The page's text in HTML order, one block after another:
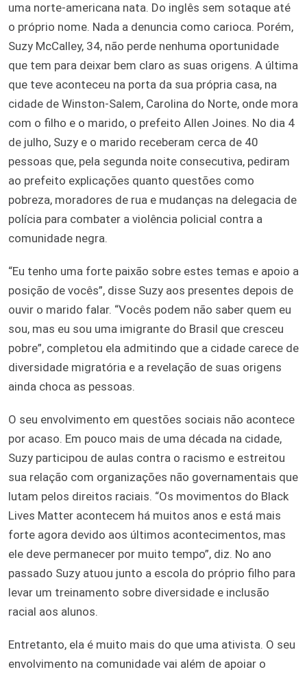
uma norte-americana nata. Do inglês sem sotaque até
o próprio nome. Nada a denuncia como carioca. Porém,
Suzy McCalley, 34, não perde nenhuma oportunidade
que tem para deixar bem claro as suas origens. A última
que teve aconteceu na porta da sua própria casa, na
cidade de Winston-Salem, Carolina do Norte, onde mora
com o filho e o marido, o prefeito Allen Joines. No dia 4
de julho, Suzy e o marido receberam cerca de 40
pessoas que, pela segunda noite consecutiva, pediram
ao prefeito explicações quanto questões como
pobreza, moradores de rua e mudanças na delegacia de
polícia para combater a violência policial contra a
comunidade negra.
“Eu tenho uma forte paixão sobre estes temas e apoio a
posição de vocês”, disse Suzy aos presentes depois de
ouvir o marido falar. “Vocês podem não saber quem eu
sou, mas eu sou uma imigrante do Brasil que cresceu
pobre”, completou ela admitindo que a cidade carece de
diversidade migratória e a revelação de suas origens
ainda choca as pessoas.
O seu envolvimento em questões sociais não acontece
por acaso. Em pouco mais de uma década na cidade,
Suzy participou de aulas contra o racismo e estreitou
sua relação com organizações não governamentais que
lutam pelos direitos raciais. “Os movimentos do Black
Lives Matter acontecem há muitos anos e está mais
forte agora devido aos últimos acontecimentos, mas
ele deve permanecer por muito tempo”, diz. No ano
passado Suzy atuou junto a escola do próprio filho para
levar um treinamento sobre diversidade e inclusão
racial aos alunos.
Entretanto, ela é muito mais do que uma ativista. O seu
envolvimento na comunidade vai além de apoiar o